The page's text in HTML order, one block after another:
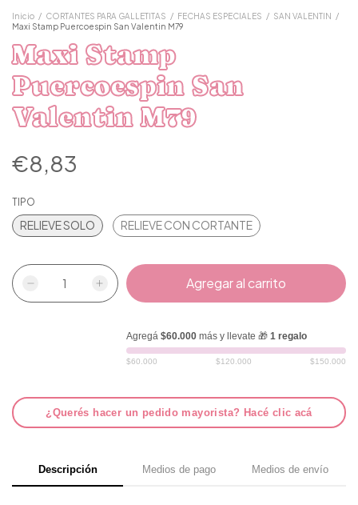
Inicio / CORTANTES PARA GALLETITAS / FECHAS ESPECIALES / SAN VALENTIN
/
Maxi Stamp Puercoespin San Valentin M79
Maxi Stamp
Puercoespin San
Valentin M79
€8,83
TIPO
RELIEVE SOLO RELIEVE CON CORTANTE
Agregá $60.000más y llevate 🎁 1 regalo
$60.000 $120.000 $150.000
¿Querés hacer un pedido mayorista? Hacé clic acá
Descripción Medios de pago Medios de envío